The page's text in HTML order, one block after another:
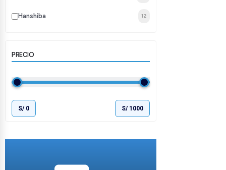
Hanshiba 12
PRECIO
S/ 0 S/ 1000